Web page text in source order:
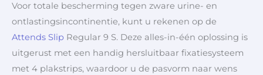
Voor totale bescherming tegen zware urine- en
ontlastingsincontinentie, kunt u rekenen op de
Attends Slip Regular 9 S. Deze alles-in-één oplossing is
uitgerust met een handig hersluitbaar fixatiesysteem
met 4 plakstrips, waardoor u de pasvorm naar wens